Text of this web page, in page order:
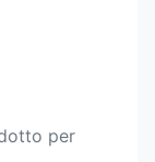
per